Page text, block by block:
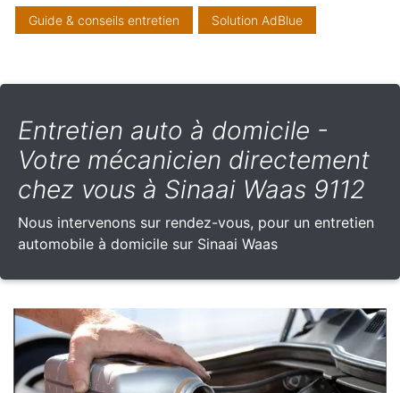
Guide & conseils entretien Solution AdBlue
Entretien auto à domicile -
Votre mécanicien directement
chez vous à Sinaai Waas 9112
Nous intervenons sur rendez-vous, pour un entretien
automobile à domicile sur Sinaai Waas